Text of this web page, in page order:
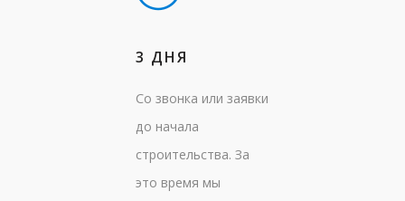
3 ДНЯ
Со звонка или заявки
до начала
строительства. За
это время мы